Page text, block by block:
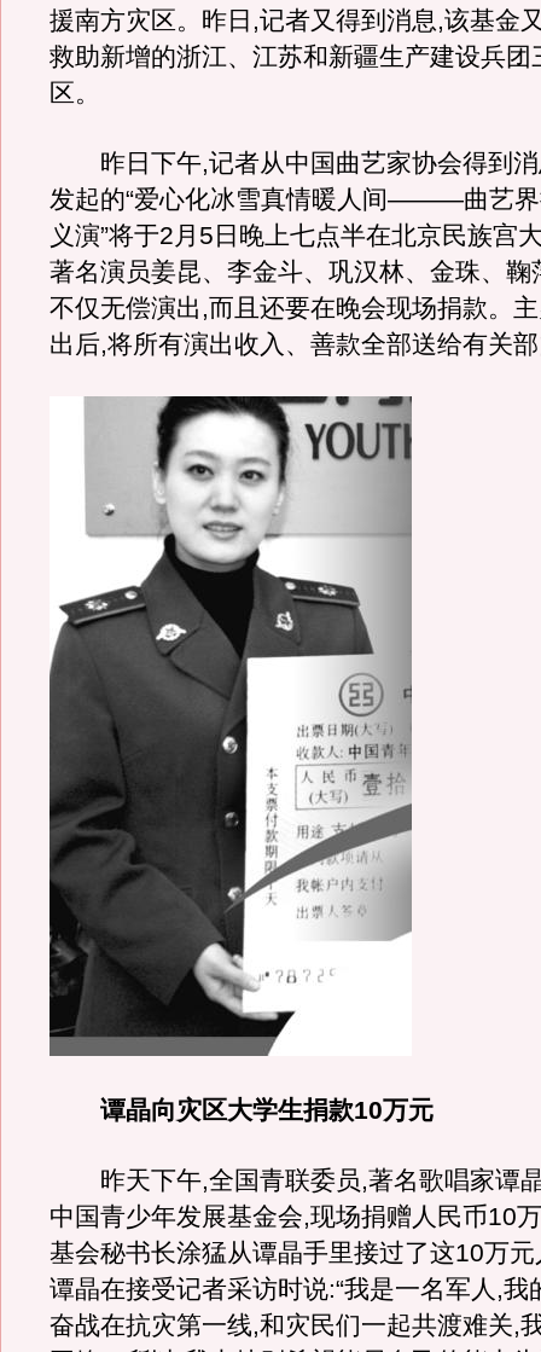
援南方灾区。昨日,记者又得到消息,该基金
救助新增的浙江、江苏和新疆生产建设兵团
区。
昨日下午,记者从中国曲艺家协会得到消
发起的“爱心化冰雪真情暖人间———曲艺
义演”将于2月5日晚上七点半在北京民族宫
著名演员姜昆、李金斗、巩汉林、金珠、鞠
不仅无偿演出,而且还要在晚会现场捐款。
出后,将所有演出收入、善款全部送给有关
谭晶向灾区大学生捐款10万元
昨天下午,全国青联委员,著名歌唱家谭
中国青少年发展基金会,现场捐赠人民币10
基会秘书长涂猛从谭晶手里接过了这10万
谭晶在接受记者采访时说:“我是一名军人,我
奋战在抗灾第一线,和灾民们一起共渡难关,